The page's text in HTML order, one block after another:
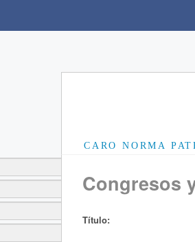
CARO NORMA
Congresos
Título: